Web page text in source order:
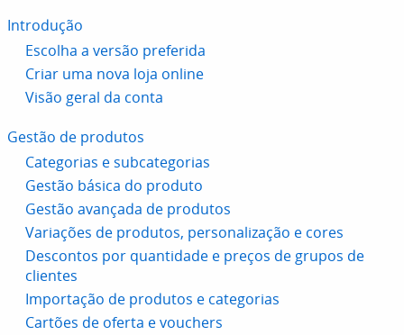
Introdução
Escolha a versão preferida
Criar uma nova loja online
Visão geral da conta
Gestão de produtos
Categorias e subcategorias
Gestão básica do produto
Gestão avançada de produtos
Variações de produtos, personalização e cores
Descontos por quantidade e preços de grupos de
clientes
Importação de produtos e categorias
Cartões de oferta e vouchers